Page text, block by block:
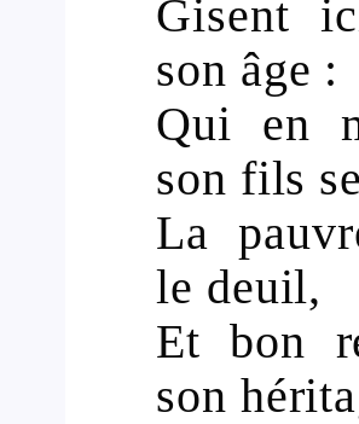
Gisent
son âge :
Qui en
son fils
La
le deuil,
Et bon
son